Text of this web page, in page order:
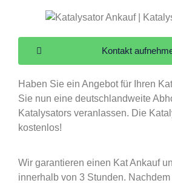
Kontakt
Haben Sie ein Angebot für Ihren
Sie nun eine deutschlandweite
Katalysators veranlassen. Die
kostenlos!
Wir garantieren einen Kat Ankauf
innerhalb von 3 Stunden.